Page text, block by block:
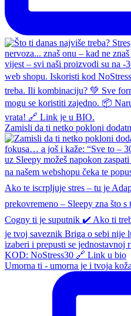
Zamisli da ti netko pokloni
Umorna ti - umorna je i tvoja